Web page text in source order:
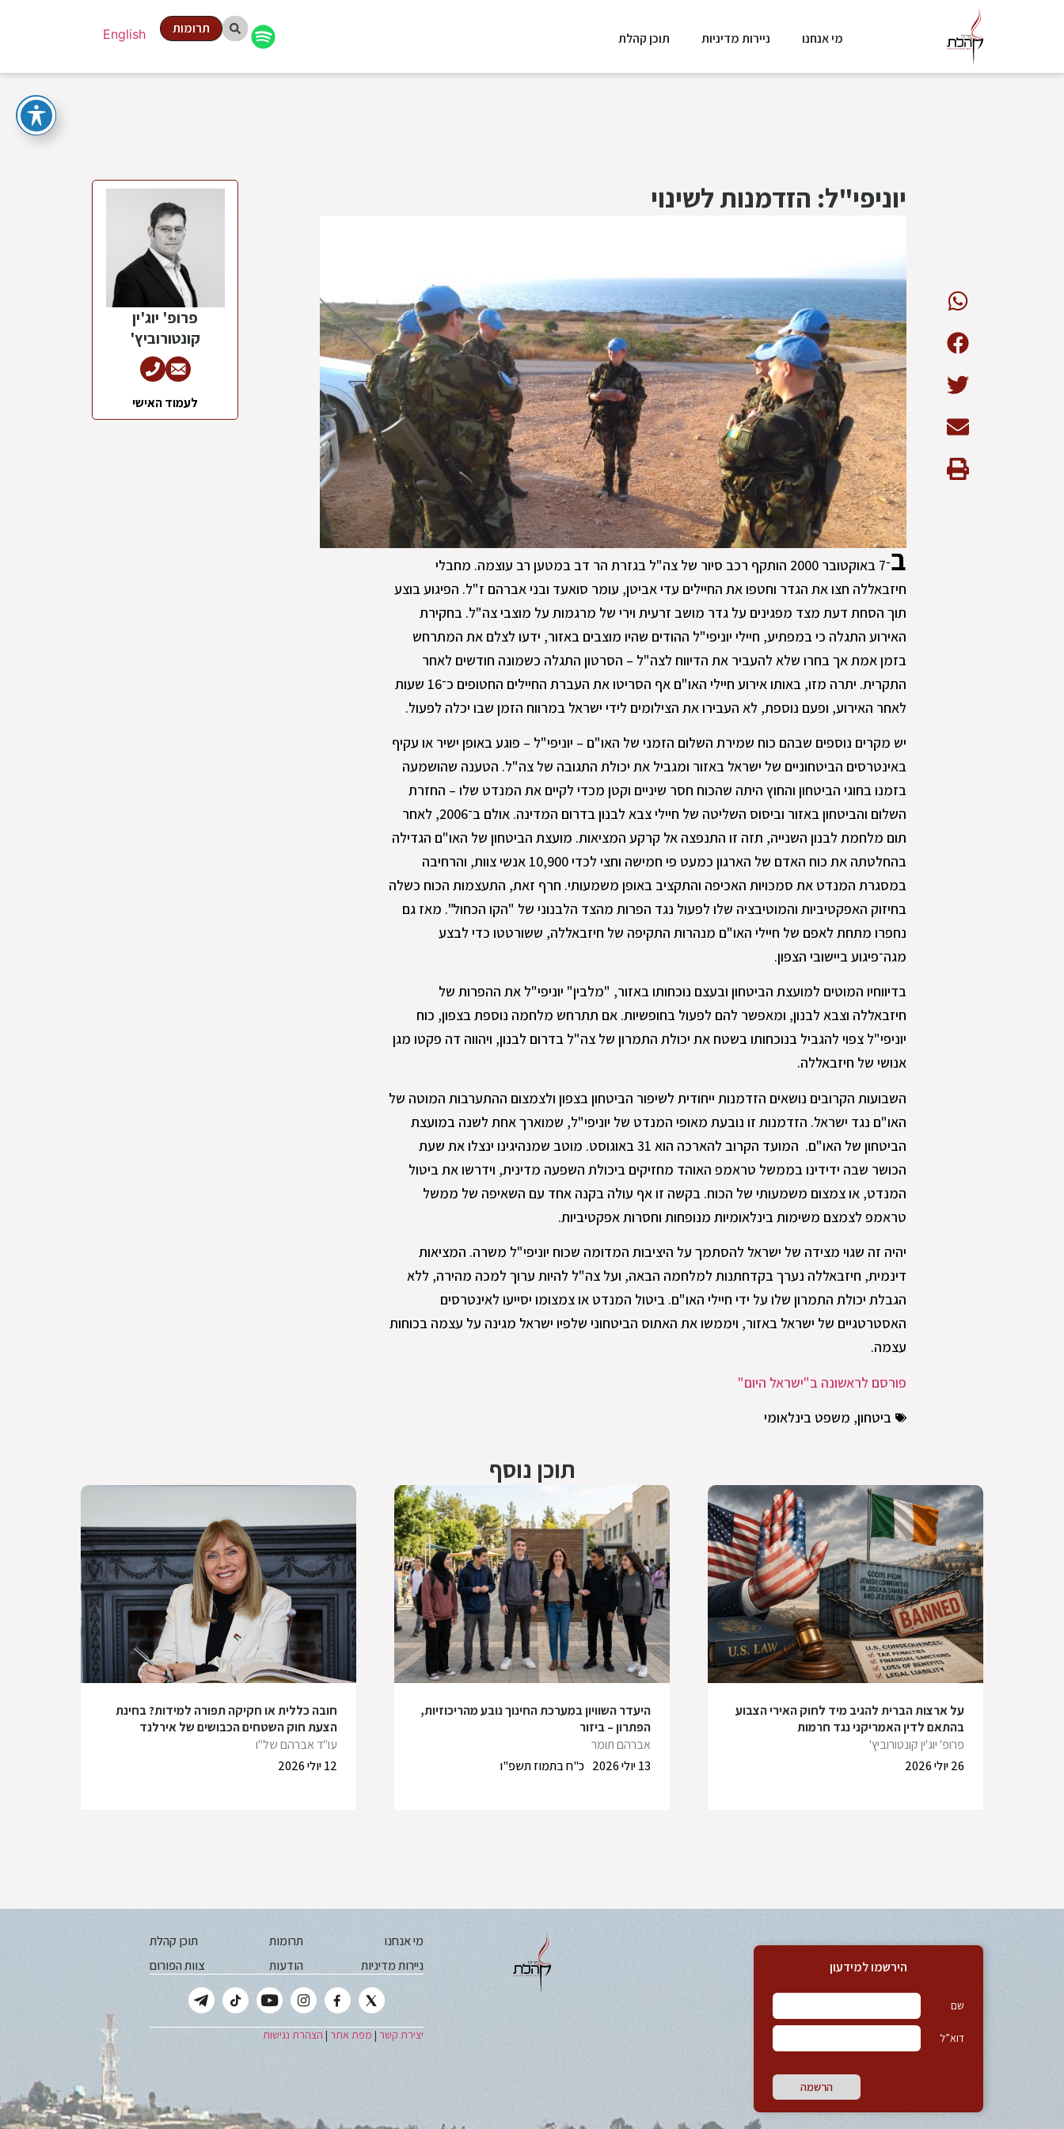
מי אנחנו ניירות מדיניות תוכן קהלת English תרומות
יוניפי"ל: הזדמנות לשינוי
ב
־7 באוקטובר 2000 הותקף רכב סיור של צה"ל בגזרת הר דב במטען רב עוצמה. מחבלי
חיזבאללה חצו את הגדר וחטפו את החיילים עדי אביטן, עומר סואעד ובני אברהם ז"ל. הפיגוע בוצע
תוך הסחת דעת מצד מפגינים על גדר מושב זרעית וירי של מרגמות על מוצבי צה"ל. בחקירת
האירוע התגלה כי במפתיע, חיילי יוניפי"ל ההודים שהיו מוצבים באזור, ידעו לצלם את המתרחש
בזמן אמת אך בחרו שלא להעביר את הדיווח לצה"ל – הסרטון התגלה כשמונה חודשים לאחר
התקרית. יתרה מזו, באותו אירוע חיילי האו"ם אף הסריטו את העברת החיילים החטופים כ־16 שעות
לאחר האירוע, ופעם נוספת, לא העבירו את הצילומים לידי ישראל במרווח הזמן שבו יכלה לפעול.
יש מקרים נוספים שבהם כוח שמירת השלום הזמני של האו"ם – יוניפי"ל – פוגע באופן ישיר או עקיף
באינטרסים הביטחוניים של ישראל באזור ומגביל את יכולת התגובה של צה"ל. הטענה שהושמעה
בזמנו בחוגי הביטחון והחוץ היתה שהכוח חסר שיניים וקטן מכדי לקיים את המנדט שלו – החזרת
השלום והביטחון באזור וביסוס השליטה של חיילי צבא לבנון בדרום המדינה. אולם ב־2006, לאחר
תום מלחמת לבנון השנייה, תזה זו התנפצה אל קרקע המציאות. מועצת הביטחון של האו"ם הגדילה
בהחלטתה את כוח האדם של הארגון כמעט פי חמישה וחצי לכדי 10,900 אנשי צוות, והרחיבה
במסגרת המנדט את סמכויות האכיפה והתקציב באופן משמעותי. חרף זאת, התעצמות הכוח כשלה
בחיזוק האפקטיביות והמוטיבציה שלו לפעול נגד הפרות מהצד הלבנוני של "הקו הכחול". מאז גם
נחפרו מתחת לאפם של חיילי האו"ם מנהרות התקיפה של חיזבאללה, ששורטטו כדי לבצע
מגה־פיגוע ביישובי הצפון.
בדיווחיו המוטים למועצת הביטחון ובעצם נוכחותו באזור, "מלבין" יוניפי"ל את ההפרות של
חיזבאללה וצבא לבנון, ומאפשר להם לפעול בחופשיות. אם תתרחש מלחמה נוספת בצפון, כוח
יוניפי"ל צפוי להגביל בנוכחותו בשטח את יכולת התמרון של צה"ל בדרום לבנון, ויהווה דה פקטו מגן
אנושי של חיזבאללה.
השבועות הקרובים נושאים הזדמנות ייחודית לשיפור הביטחון בצפון ולצמצום ההתערבות המוטה של
האו"ם נגד ישראל. הזדמנות זו נובעת מאופי המנדט של יוניפי"ל, שמוארך אחת לשנה במועצת
הביטחון של האו"ם. המועד הקרוב להארכה הוא 31 באוגוסט. מוטב שמנהיגינו ינצלו את שעת
הכושר שבה ידידינו בממשל טראמפ האוהד מחזיקים ביכולת השפעה מדינית, וידרשו את ביטול
המנדט, או צמצום משמעותי של הכוח. בקשה זו אף עולה בקנה אחד עם השאיפה של ממשל
טראמפ לצמצם משימות בינלאומיות מנופחות וחסרות אפקטיביות.
יהיה זה שגוי מצידה של ישראל להסתמך על היציבות המדומה שכוח יוניפי"ל משרה. המציאות
דינמית, חיזבאללה נערך בקדחתנות למלחמה הבאה, ועל צה"ל להיות ערוך למכה מהירה, ללא
הגבלת יכולת התמרון שלו על ידי חיילי האו"ם. ביטול המנדט או צמצומו יסייעו לאינטרסים
האסטרטגיים של ישראל באזור, ויממשו את האתוס הביטחוני שלפיו ישראל מגינה על עצמה בכוחות
עצמה.
פורסם לראשונה ב"ישראל היום"
ביטחון, משפט בינלאומי
פרופ' יוג'ין
קונטורוביץ'
לעמוד האישי
תוכן נוסף
על ארצות הברית להגיב מיד לחוק האירי הצבוע
בהתאם לדין האמריקני נגד חרמות
פרופ' יוג'ין קונטורוביץ'
26 יולי 2026
היעדר השוויון במערכת החינוך נובע מהריכוזיות,
הפתרון – ביזור
אברהם תומר
כ"ח בתמוז תשפ"ו
13 יולי 2026
חובה כללית או חקיקה תפורה למידות? בחינת
הצעת חוק השטחים הכבושים של אירלנד
עו"ד אברהם של"ו
12 יולי 2026
הירשמו למידעון
שם
דוא”ל
הרשמה
מי אנחנו תרומות
תוכן קהלת
ניירות מדיניות
הודעות צוות הפורום
יצירת קשר | מפת אתר | הצהרת נגישות